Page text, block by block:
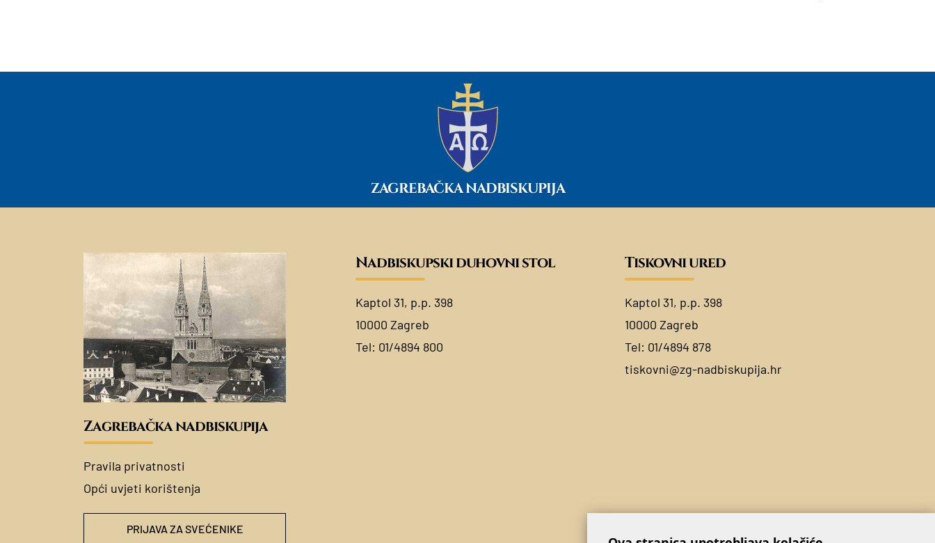
ZAGREBAČKA NADBISKUPIJA
Zagrebačka nadbiskupija
Pravila privatnosti
Opći uvjeti korištenja
PRIJAVA ZA SVEĆENIKE
Nadbiskupski duhovni stol
Kaptol 31, p.p. 398
10000 Zagreb
Tel: 01/4894 800
Tiskovni ured
Kaptol 31, p.p. 398
10000 Zagreb
Tel: 01/4894 878
tiskovni@zg-nadbiskupija.hr